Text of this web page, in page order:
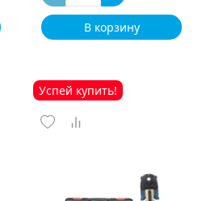
В корзину
Успей купить!